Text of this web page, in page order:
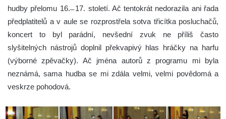
hudby přelomu 16. ̶ 17. století. Ač tentokrát nedorazila ani řada
předplatitelů a v aule se rozprostřela sotva třicítka posluchačů,
koncert to byl parádní, nevšední zvuk ne příliš často
slyšitelných nástrojů doplnil překvapivý hlas hráčky na harfu
(výborné zpěvačky). Ač jména autorů z programu mi byla
neznámá, sama hudba se mi zdála velmi, velmi povědomá a
veskrze pohodová.